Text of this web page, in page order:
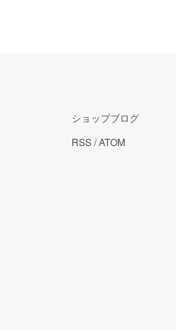
ショップブログ
RSS/ATOM